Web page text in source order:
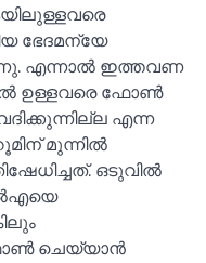
ഭേദമന്യേ
എന്നാല്‍ ഇത്തവണ
ഉള്ളവരെ ഫോണ്‍
എന്ന
മുന്നില്‍
ഒടുവില്‍
ചെയ്യാന്‍